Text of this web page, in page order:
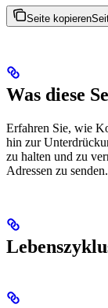
Seite kopieren
Was diese
Erfahren Sie, wie
hin zur
zu halten und zu
Adressen zu senden.